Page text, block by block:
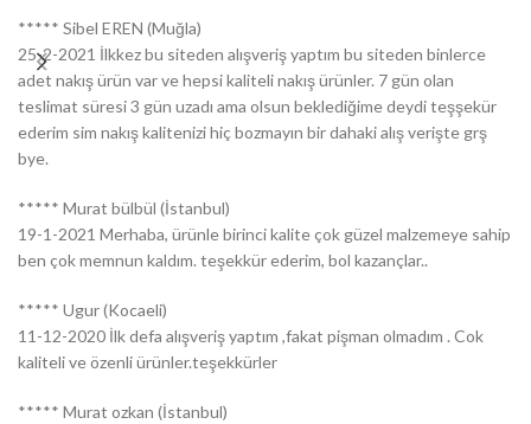
***** Sibel EREN (Muğla)
25-2-2021 İlkkez bu siteden alışveriş yaptım bu siteden binlerce
adet nakış ürün var ve hepsi kaliteli nakış ürünler. 7 gün olan
teslimat süresi 3 gün uzadı ama olsun beklediğime deydi teşşekür
ederim sim nakış kalitenizi hiç bozmayın bir dahaki alış verişte grş
bye.
***** Murat bülbül (İstanbul)
19-1-2021 Merhaba, ürünle birinci kalite çok güzel malzemeye sahip
ben çok memnun kaldım. teşekkür ederim, bol kazançlar..
***** Ugur (Kocaeli)
11-12-2020 İlk defa alışveriş yaptım ,fakat pişman olmadım . Cok
kaliteli ve özenli ürünler.teşekkürler
***** Murat ozkan (İstanbul)